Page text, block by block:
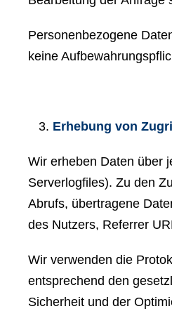
Personenbezogene
keine
Erhebung von
Wir erheben Daten über
Serverlogfiles). Zu den
Abrufs, übertragene
des Nutzers, Referrer
Wir verwenden die
entsprechend den
Sicherheit und der